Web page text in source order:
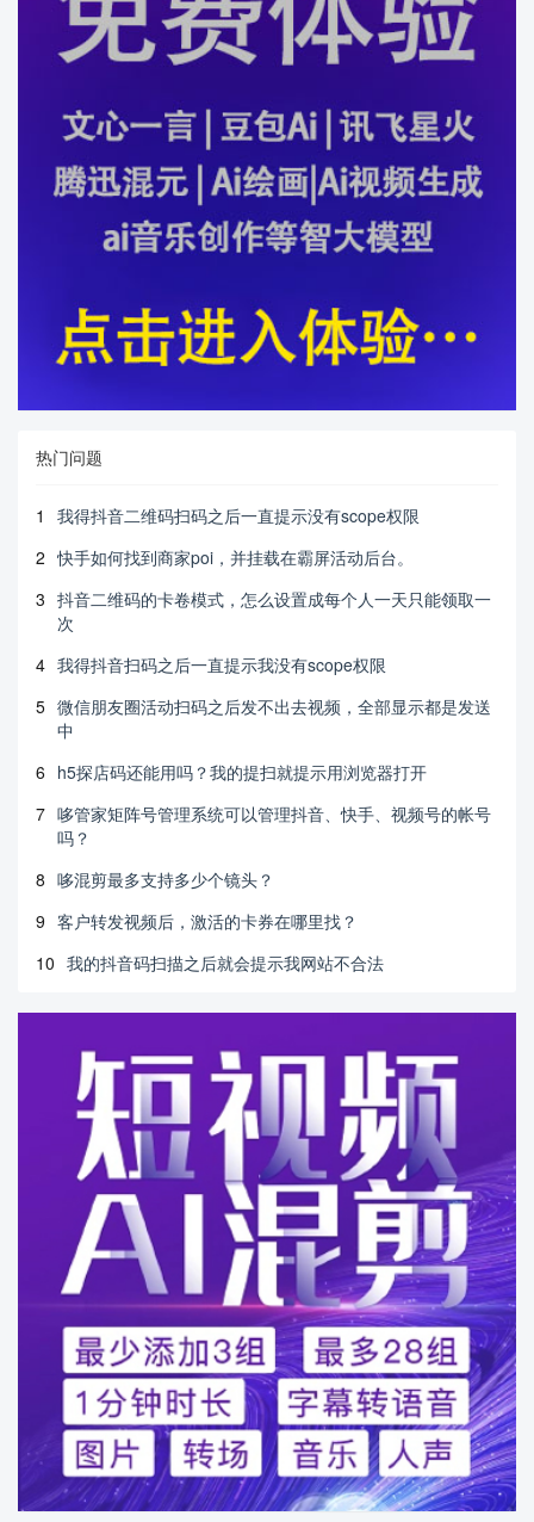
热门问题
1
我得抖音二维码扫码之后一直提示没有scope权限
2 快手如何找到商家poi，并挂载在霸屏活动后台。
3 抖音二维码的卡卷模式，怎么设置成每个人一天只能领取一
次
4 我得抖音扫码之后一直提示我没有scope权限
5 微信朋友圈活动扫码之后发不出去视频，全部显示都是发送
中
6 h5探店码还能用吗？我的提扫就提示用浏览器打开
7 哆管家矩阵号管理系统可以管理抖音、快手、视频号的帐号
吗？
8 哆混剪最多支持多少个镜头？
9 客户转发视频后，激活的卡券在哪里找？
10 我的抖音码扫描之后就会提示我网站不合法